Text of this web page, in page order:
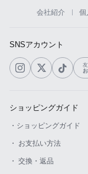
会社紹介 個
SNSアカウント
ショッピングガイド
・ショッピングガイド
・ お支払い方法
・ 交換・返品